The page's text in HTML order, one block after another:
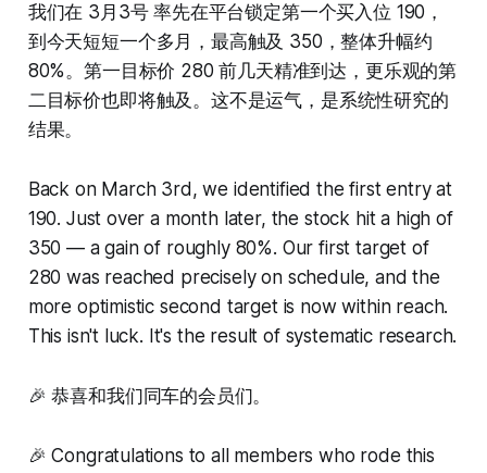
我们在 3月3号 率先在平台锁定第一个买入位 190，
到今天短短一个多月，最高触及 350，整体升幅约
80%。第一目标价 280 前几天精准到达，更乐观的第
二目标价也即将触及。这不是运气，是系统性研究的
结果。
Back on March 3rd, we identified the first entry at
190. Just over a month later, the stock hit a high of
350 — a gain of roughly 80%. Our first target of
280 was reached precisely on schedule, and the
more optimistic second target is now within reach.
This isn't luck. It's the result of systematic research.
🎉 恭喜和我们同车的会员们。
🎉 Congratulations to all members who rode this